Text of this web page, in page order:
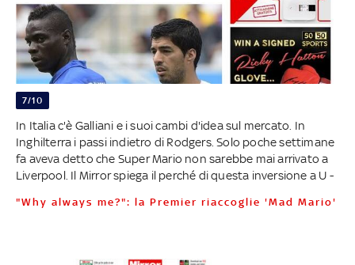
7/10
In Italia c'è Galliani e i suoi cambi d'idea sul mercato. In
Inghilterra i passi indietro di Rodgers. Solo poche settimane
fa aveva detto che Super Mario non sarebbe mai arrivato a
Liverpool. Il Mirror spiega il perché di questa inversione a U -
"Why always me?": la Premier riaccoglie 'Mad Mario'